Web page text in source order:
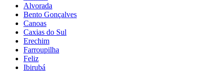
Alvorada
Bento Gonçalves
Canoas
Caxias do Sul
Erechim
Farroupilha
Feliz
Ibirubá